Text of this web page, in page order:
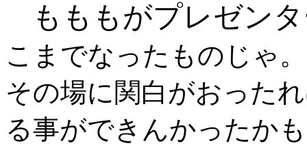
もももがプレゼン
こまでなったものじゃ。
その場に関白がおった
る事ができんかったか